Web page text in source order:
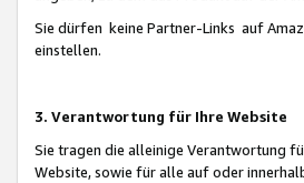
Sie dürfen keine Partner-Links auf
einstellen.
3. Verantwortung für Ihre Website
Sie tragen die alleinige Verantwortung
Website, sowie für alle auf oder